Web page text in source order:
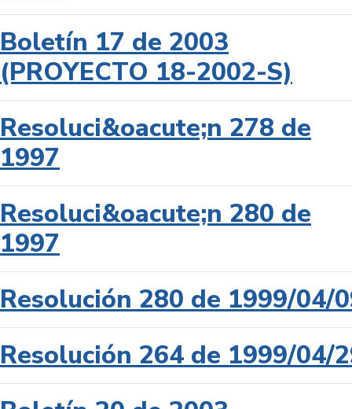
Boletín 17 de 2003
(PROYECTO 18-2002-S)
Resoluci&oacute;n 278 de
1997
Resoluci&oacute;n 280 de
1997
Resolución 280 de 1999/04/
Resolución 264 de 1999/04/